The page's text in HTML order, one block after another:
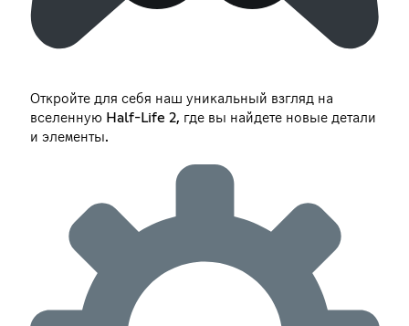
Откройте для себя наш уникальный взгляд на
вселенную Half-Life 2, где вы найдете новые детали
и элементы.